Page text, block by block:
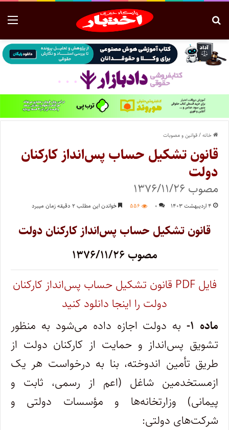
خانه/قوانین و مصوبات
قانون تشکیل حساب پس‌انداز کارکنان
دولت
مصوب ۱۳۷۶/۱۱/۲۶
۴ اردیبهشت ۱۴۰۳ ۰ ۵۵۶ خواندن این مطلب ۲ دقیقه زمان میبرد
قانون تشکیل حساب پس‌انداز کارکنان دولت
مصوب ۱۳۷۶/۱۱/۲۶
فایل PDF قانون تشکیل حساب پس‌انداز کارکنان
دولت را اینجا دانلود کنید
‌ماده ۱-
به دولت اجازه داده می‌شود به منظور
تشویق پس‌انداز و حمایت از کارکنان دولت از
طریق تأمین اندوخته، بنا به درخواست هر یک
از‌مستخدمین شاغل (‌اعم از رسمی، ثابت و
پیمانی) وزارتخانه‌ها و مؤسسات دولتی و
شرکت‌های دولتی: